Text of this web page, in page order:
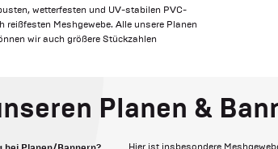
wetterfesten und UV-stabilen PVC-
Meshgewebe. Alle unsere Planen
wir auch größere Stückzahlen
Planen &